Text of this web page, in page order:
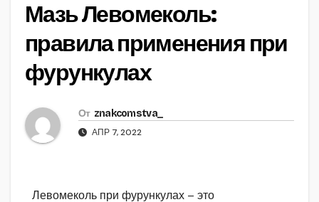
Мазь Левомеколь:
правила применения при
фурункулах
От znakcomstva_
АПР 7, 2022
Левомеколь при фурункулах – это